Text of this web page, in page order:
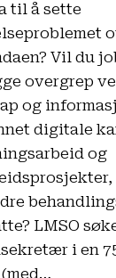
til å sette
Vil du
overgrep
og
digitale
og
LMSO
i en